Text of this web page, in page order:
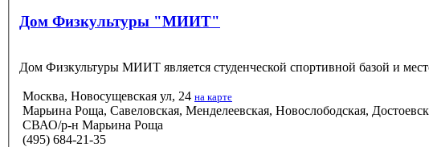
Дом Физкультуры "МИИТ"
Дом Физкультуры МИИТ является студенческой спортивной базой и
Москва, Новосущевская ул, 24 на карте
Марьина Роща, Савеловская, Менделеевская, Новослободская,
СВАО/р-н Марьина Роща
(495) 684-21-35